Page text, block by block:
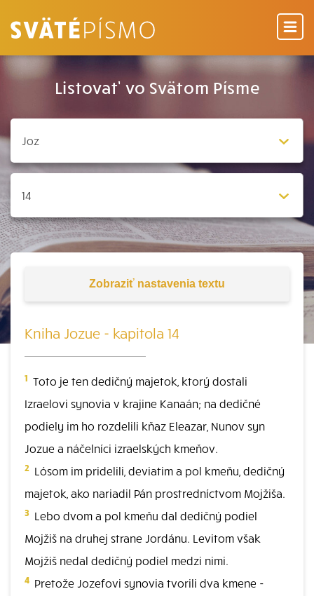
Listovať vo Svätom Písme
Zobraziť nastavenia textu
Kniha Jozue - kapitola 14
1 Toto je ten dedičný majetok, ktorý dostali
Izraelovi synovia v krajine Kanaán; na dedičné
podiely im ho rozdelili kňaz Eleazar, Nunov syn
Jozue a náčelníci izraelských kmeňov.
2 Lósom im pridelili, deviatim a pol kmeňu, dedičný
majetok, ako nariadil Pán prostredníctvom Mojžiša.
3 Lebo dvom a pol kmeňu dal dedičný podiel
Mojžiš na druhej strane Jordánu. Levitom však
Mojžiš nedal dedičný podiel medzi nimi.
4 Pretože Jozefovi synovia tvorili dva kmene -